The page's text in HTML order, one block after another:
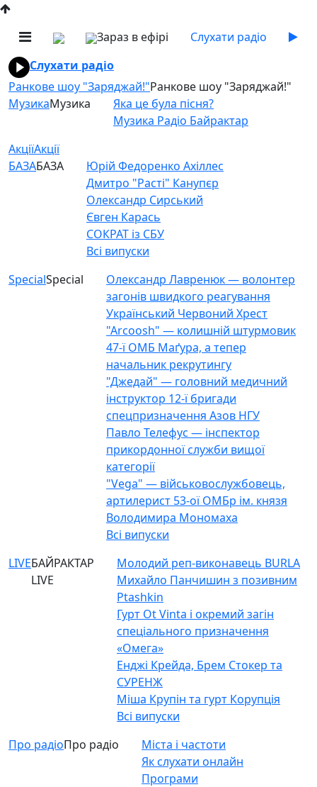
Зараз в ефірі
Слухати радіо
Слухати радіо
Ранкове шоу "Заряджай!"Ранкове шоу "Заряджай!"
МузикаМузика
Яка це була пісня?
Музика Радіо Байрактар
АкціїАкції
БАЗАБАЗА
Юрій Федоренко Ахіллес
Дмитро "Расті" Канупєр
Олександр Сирський
Євген Карась
СОКРАТ із СБУ
Всі випуски
SpecialSpecial
Олександр Лавренюк — волонтер
загонів швидкого реагування
Український Червоний Хрест
"Arcoosh" — колишній штурмовик
47-ї ОМБ Маґура, а тепер
начальник рекрутингу
"Джедай" — головний медичний
інструктор 12-ї бригади
спецпризначення Азов НГУ
Павло Телефус — інспектор
прикордонної служби вищої
категорії
"Vega" — військовослужбовець,
артилерист 53-ої ОМБр ім. князя
Володимира Мономаха
Всі випуски
LIVEБАЙРАКТАР
LIVE
Молодий реп-виконавець BURLA
Михайло Панчишин з позивним
Ptashkin
Гурт Ot Vinta і окремий загін
спеціального призначення
«Омега»
Енджі Крейда, Брем Стокер та
СУРЕНЖ
Міша Крупін та гурт Корупція
Всі випуски
Про радіоПро радіо
Міста і частоти
Як слухати онлайн
Програми